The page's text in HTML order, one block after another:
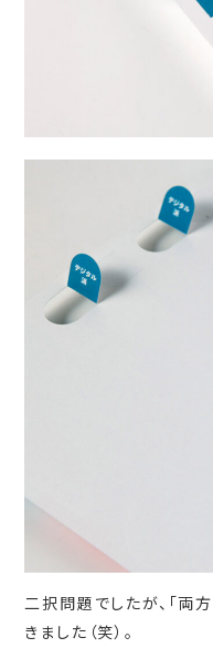
二択問題でしたが、「両
きました（笑）。